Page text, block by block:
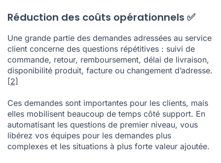
Réduction des coûts opérationnels ✅
Une grande partie des demandes adressées au service
client concerne des questions répétitives : suivi de
commande, retour, remboursement, délai de livraison,
disponibilité produit, facture ou changement d’adresse.
[2]
Ces demandes sont importantes pour les clients, mais
elles mobilisent beaucoup de temps côté support. En
automatisant les questions de premier niveau, vous
libérez vos équipes pour les demandes plus
complexes et les situations à plus forte valeur ajoutée.